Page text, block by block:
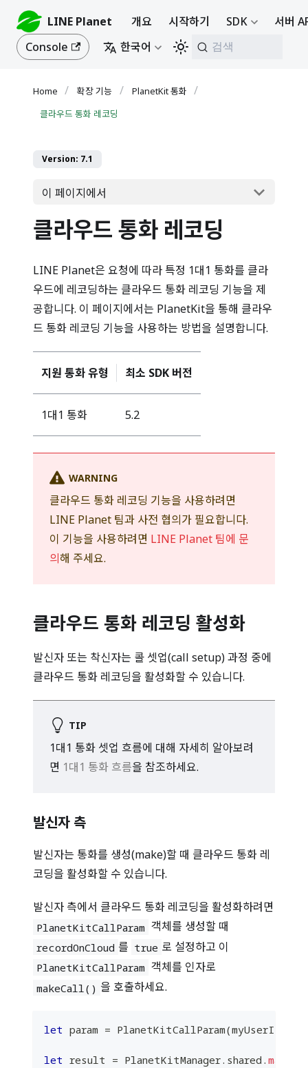
LINE Planet 개요 시작하기 SDK
서버
Console
한국어 검색
확장 기능
PlanetKit 통화
클라우드 통화 레코딩
Version: 7.1
이 페이지에서
클라우드 통화 레코딩
LINE Planet은 요청에 따라 특정 1대1 통화를 클라
우드에 레코딩하는 클라우드 통화 레코딩 기능을 제
공합니다. 이 페이지에서는 PlanetKit을 통해 클라우
드 통화 레코딩 기능을 사용하는 방법을 설명합니다.
지원 통화 유형 최소 SDK 버전
1대1 통화 5.2
WARNING
클라우드 통화 레코딩 기능을 사용하려면
LINE Planet 팀과 사전 협의가 필요합니다.
이 기능을 사용하려면 LINE Planet 팀에 문
의해 주세요.
클라우드 통화 레코딩 활성화
발신자 또는 착신자는 콜 셋업(call setup) 과정 중에
클라우드 통화 레코딩을 활성화할 수 있습니다.
TIP
1대1 통화 셋업 흐름에 대해 자세히 알아보려
면 1대1 통화 흐름을 참조하세요.
발신자 측
발신자는 통화를 생성(make)할 때 클라우드 통화 레
코딩을 활성화할 수 있습니다.
발신자 측에서 클라우드 통화 레코딩을 활성화하려면
PlanetKitCallParam 객체를 생성할 때
recordOnCloud 를 true 로 설정하고 이
PlanetKitCallParam 객체를 인자로
makeCall() 을 호출하세요.
let param = PlanetKitCallParam(myUserId
let result = PlanetKitManager. shared .